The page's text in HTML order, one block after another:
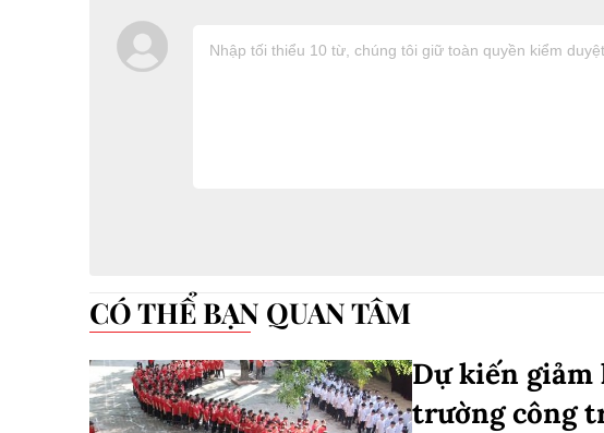
CÓ THỂ BẠN QUAN TÂM
Dự kiến giảm
trường công